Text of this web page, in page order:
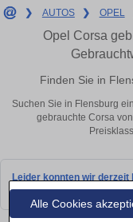
Alle Cookies
❯ AUTOS ❯ OPEL
Opel Corsa
Finden Sie in
Suchen Sie in Flensburg
gebrauchte Corsa
Leider konnten wir
bald wieder vorbei!